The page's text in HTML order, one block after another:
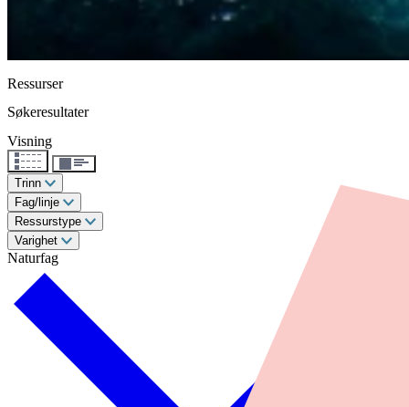
Ressurser
Søkeresultater
Visning
Trinn
Fag/linje
Ressurstype
Varighet
Naturfag